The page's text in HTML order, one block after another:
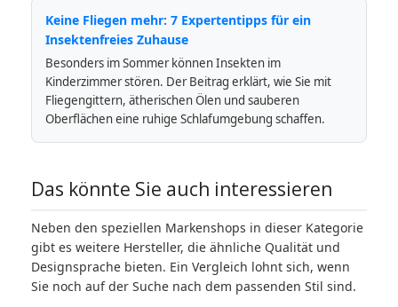
Keine Fliegen mehr: 7 Expertentipps für ein
Insektenfreies Zuhause
Besonders im Sommer können Insekten im
Kinderzimmer stören. Der Beitrag erklärt, wie Sie mit
Fliegengittern, ätherischen Ölen und sauberen
Oberflächen eine ruhige Schlafumgebung schaffen.
Das könnte Sie auch interessieren
Neben den speziellen Markenshops in dieser Kategorie
gibt es weitere Hersteller, die ähnliche Qualität und
Designsprache bieten. Ein Vergleich lohnt sich, wenn
Sie noch auf der Suche nach dem passenden Stil sind.